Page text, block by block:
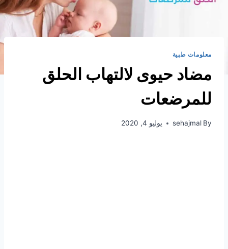
معلومات طبية
مضاد حيوى لالتهاب الحلق
للمرضعات
By
sehajmal يوليو 4, 2020